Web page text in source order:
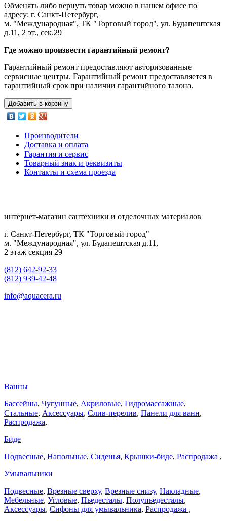
Обменять либо вернуть товар можно в нашем офисе по
адресу: г. Санкт-Петербург,
м. "Международная", ТК "Торговый город", ул. Будапештская
д.11, 2 эт., сек.29
Где можно произвести гарантийный ремонт?
Гарантийный ремонт предоставляют авторизованные
сервисные центры. Гарантийный ремонт предоставляется в
гарантийный срок при наличии гарантийного талона.
Добавить в корзину
Производители
Доставка и оплата
Гарантия и сервис
Товарный знак и реквизиты
Контакты и схема проезда
интернет-магазин сантехники и отделочных материалов
г. Санкт-Петербург, ТК "Торговый город"
м. "Международная", ул. Будапештская д.11,
2 этаж секция 29
(812) 642-92-33
(812) 939-42-48
info@aquacera.ru
Ванны
Бассейны, Чугунные, Акриловые, Гидромассажные,
Стальные, Аксессуары, Слив-перелив, Панели для ванн,
Распродажа,
Биде
Подвесные, Напольные, Сиденья, Крышки-биде, Распродажа ,
Умывальники
Подвесные, Врезные сверху, Врезные снизу, Накладные,
Мебельные, Угловые, Пьедесталы, Полупьедесталы,
Аксессуары, Сифоны для умывальника, Распродажа ,